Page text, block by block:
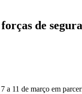
de
11 de março em